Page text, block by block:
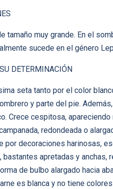
tamaño muy grande. En el
sucede en el género
DETERMINACIÓN
seta tanto por el color
y parte del pie.
Crece cespitosa,
redondeada o
por decoraciones harinosas,
bastantes apretadas y
de bulbo alargado hacia
es blanca y no tiene